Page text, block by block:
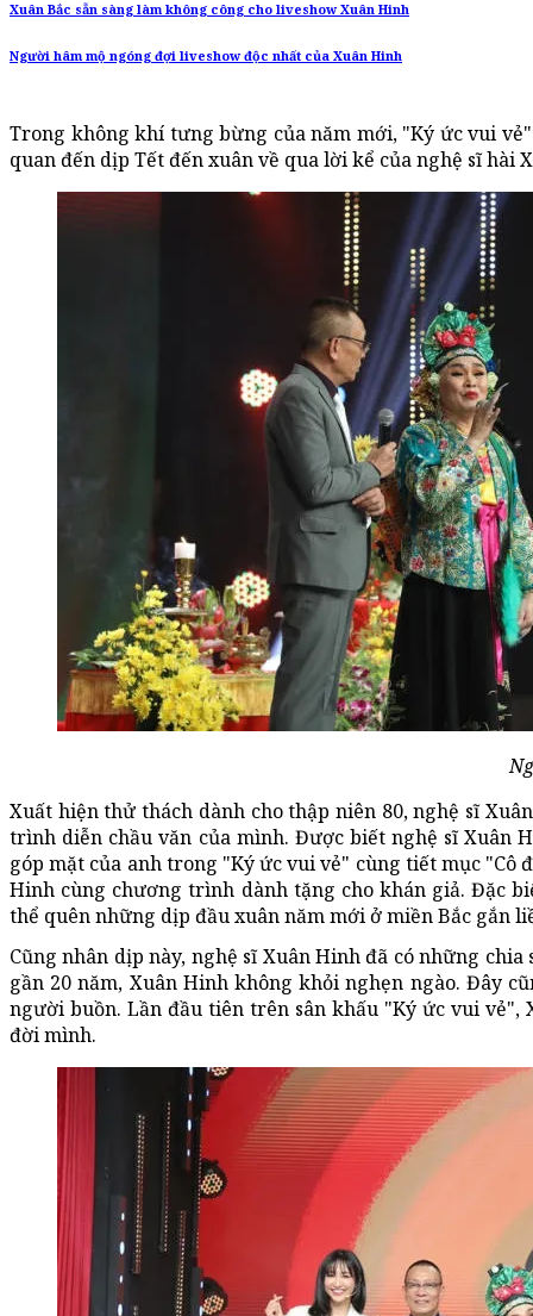
Xuân Bắc sẵn sàng làm không công cho liveshow Xuân Hinh
Người hâm mộ ngóng đợi liveshow độc nhất của Xuân Hinh
Trong không khí tưng bừng của năm mới, "Ký ức vui
quan đến dịp Tết đến xuân về qua lời kể của nghệ sĩ hài
Xuất hiện thử thách dành cho thập niên 80, nghệ sĩ
trình diễn chầu văn của mình. Được biết nghệ sĩ
góp mặt của anh trong "Ký ức vui vẻ" cùng tiết mục "Cô
Hinh cùng chương trình dành tặng cho khán giả. Đặc
thể quên những dịp đầu xuân năm mới ở miền Bắc gắn
Cũng nhân dịp này, nghệ sĩ Xuân Hinh đã có những
gần 20 năm, Xuân Hinh không khỏi nghẹn ngào. Đây
người buồn. Lần đầu tiên trên sân khấu "Ký ức vui
đời mình.